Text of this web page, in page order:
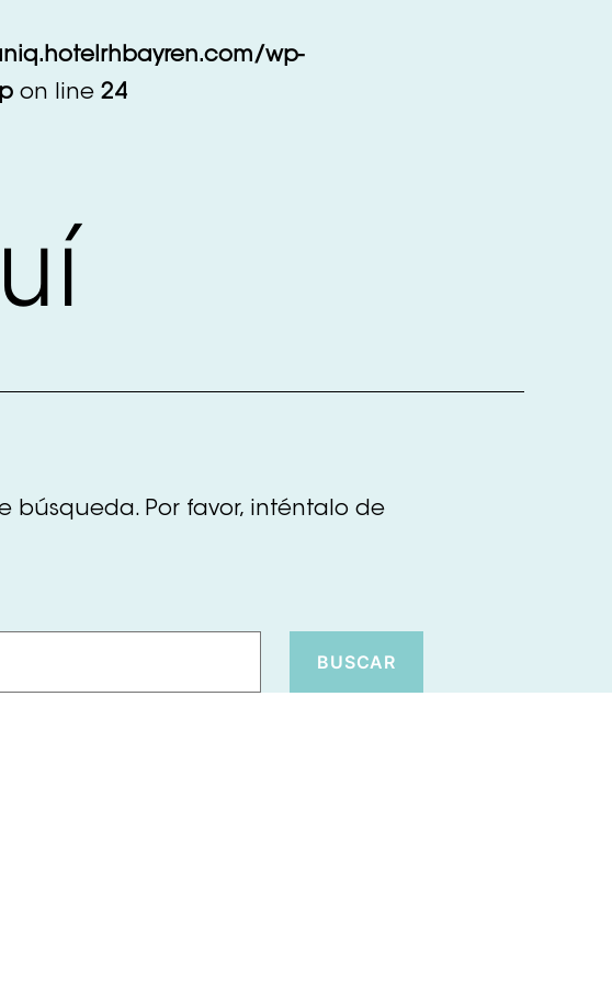
wp-
on line 24
búsqueda. Por favor, inténtalo de